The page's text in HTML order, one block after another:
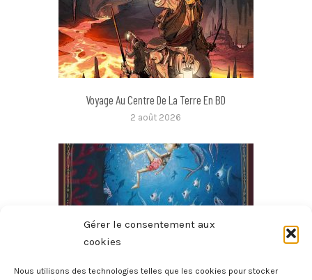
Gérer le consentement aux
cookies
Nous utilisons des technologies telles que les cookies pour stocker
Voyage Au Centre De La Terre En BD
2 août 2026